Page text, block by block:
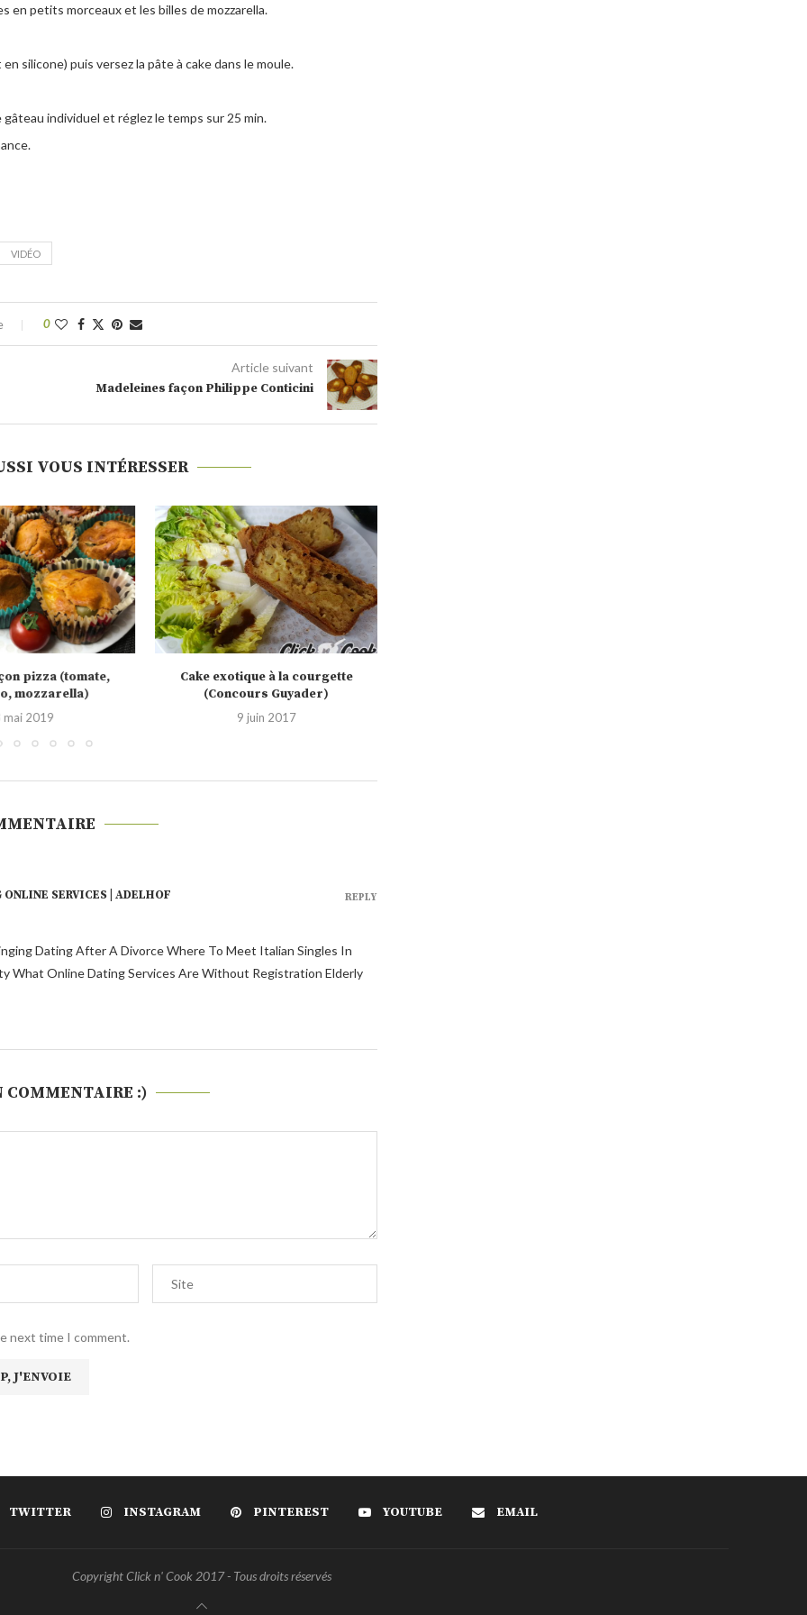
en petits morceaux et les billes de mozzarella.
silicone) puis versez la pâte à cake dans le moule.
individuel et réglez le temps sur 25 min.
VIDÉO
0
Article suivant
Madeleines façon Philippe Conticini
VOUS INTÉRESSER
à la courgette
Guyader)
juin 2017
Recette vidéo : muffins salés thon-
tomates cerises avec...
18 mai 2015
SERVICES | ADELHOF
Dating After A Divorce Where To Meet Italian Singles In
What Online Dating Services Are Without Registration Elderly
REPLY
COMMENTAIRE :)
next time I comment.
TWITTER INSTAGRAM PINTEREST YOUTUBE EMAIL
Copyright Click n' Cook 2017 - Tous droits réservés